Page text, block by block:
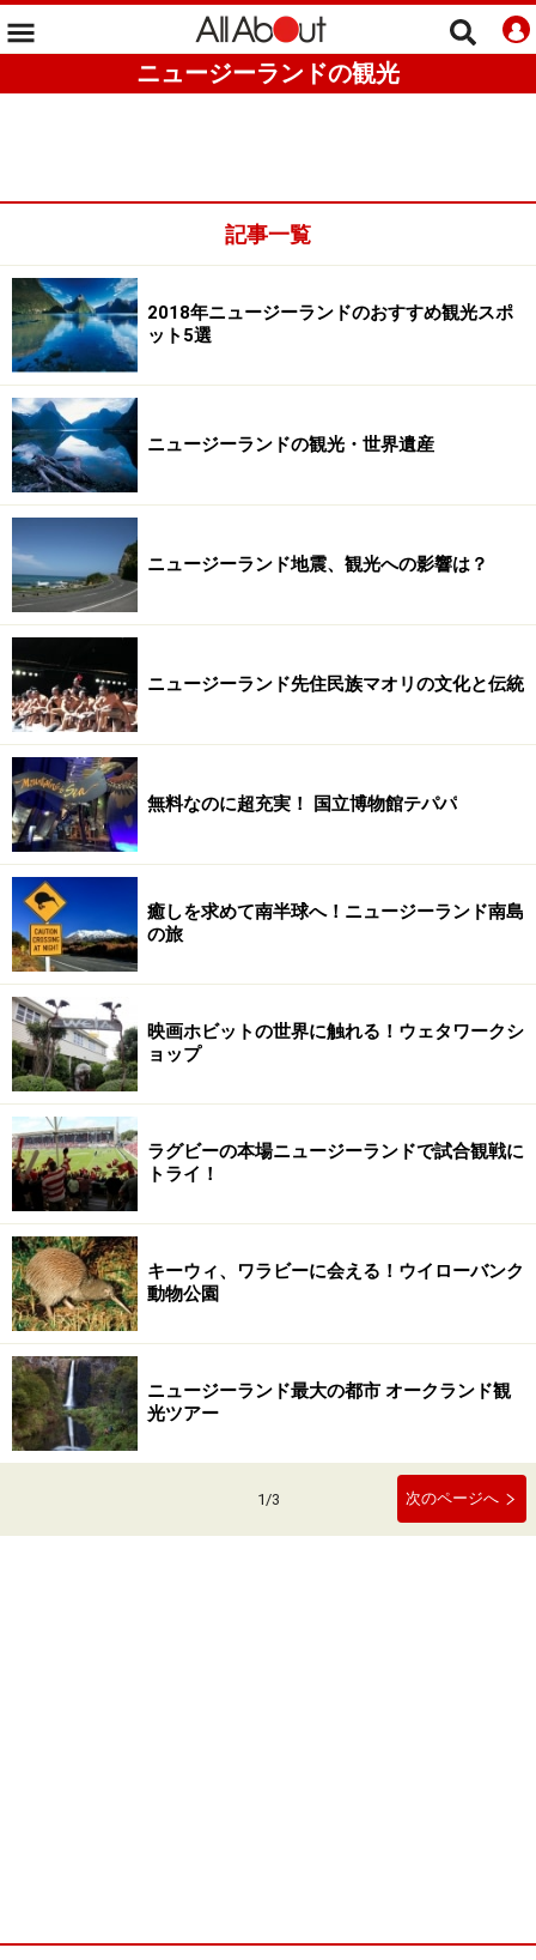
ニュージーランドの観光
記事一覧
2018年ニュージーランドのおすすめ観光スポ
ット5選
ニュージーランドの観光・世界遺産
ニュージーランド地震、観光への影響は？
ニュージーランド先住民族マオリの文化と伝統
無料なのに超充実！ 国立博物館テパパ
癒しを求めて南半球へ！ニュージーランド南島
の旅
映画ホビットの世界に触れる！ウェタワークシ
ョップ
ラグビーの本場ニュージーランドで試合観戦に
トライ！
キーウィ、ワラビーに会える！ウイローバンク
動物公園
ニュージーランド最大の都市 オークランド観
光ツアー
1/3 次のページへ